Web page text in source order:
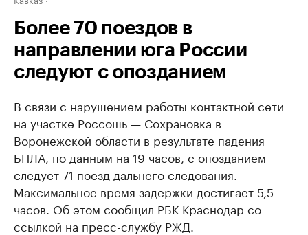
Более 70 поездов в
направлении юга России
следуют с опозданием
В связи с нарушением работы контактной сети
на участке Россошь — Сохрановка в
Воронежской области в результате падения
БПЛА, по данным на 19 часов, с опозданием
следует 71 поезд дальнего следования.
Максимальное время задержки достигает 5,5
часов. Об этом сообщил РБК Краснодар со
ссылкой на пресс-службу РЖД.